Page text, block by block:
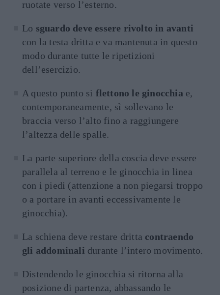
ruotate verso l’esterno.
Lo sguardo deve essere rivolto in avanti
con la testa dritta e va mantenuta in questo
modo durante tutte le ripetizioni
dell’esercizio.
A questo punto si flettono le ginocchia e,
contemporaneamente, sì sollevano le
braccia verso l’alto fino a raggiungere
l’altezza delle spalle.
La parte superiore della coscia deve essere
parallela al terreno e le ginocchia in linea
con i piedi (attenzione a non piegarsi troppo
o a portare in avanti eccessivamente le
ginocchia).
La schiena deve restare dritta contraendo
gli addominali durante l’intero movimento.
Distendendo le ginocchia si ritorna alla
posizione di partenza, abbassando le